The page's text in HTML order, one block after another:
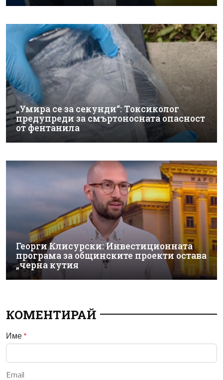
„Умира се за секунди“: Токсиколог
предупреди за смъртоносната опасност
от фентанила
Георги Клисурски: Инвестиционната
програма за общинските проекти остава
„черна кутия
КОМЕНТИРАЙ
Име *
Email